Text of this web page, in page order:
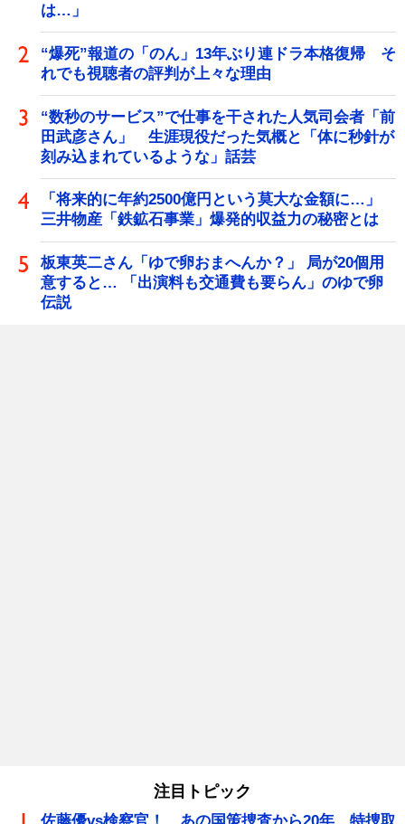
は…」
“爆死”報道の「のん」13年ぶり連ドラ本格復帰 そ
れでも視聴者の評判が上々な理由
“数秒のサービス”で仕事を干された人気司会者「前
田武彦さん」 生涯現役だった気概と「体に秒針が
刻み込まれているような」話芸
「将来的に年約2500億円という莫大な金額に…」
三井物産「鉄鉱石事業」爆発的収益力の秘密とは
板東英二さん「ゆで卵おまへんか？」 局が20個用
意すると… 「出演料も交通費も要らん」のゆで卵
伝説
注目トピック
佐藤優vs検察官！ あの国策捜査から20年、特捜取